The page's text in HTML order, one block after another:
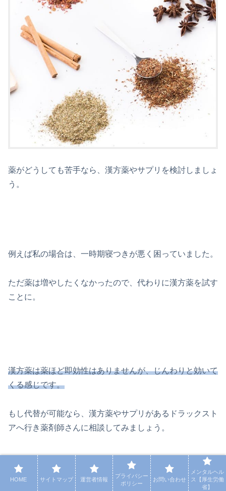
薬がどうしても苦手なら、漢方薬やサプリを検討しましょ
う。
例えば私の場合は、一時期寝つきが悪く困っていました。
ただ薬は増やしたくなかったので、代わりに漢方薬を試す
ことに。
漢方薬は薬ほど即効性はありませんが、じんわりと効いて
くる感じです。
もし代替が可能なら、漢方薬やサプリがあるドラックスト
アへ行き薬剤師さんに相談してみましょう。
メンタル系の疲れの取り方
HOME サイトマップ 運営者情報
プライバシー
ポリシー
お問い合わせ
メンタルヘル
ス【厚生労働
省】